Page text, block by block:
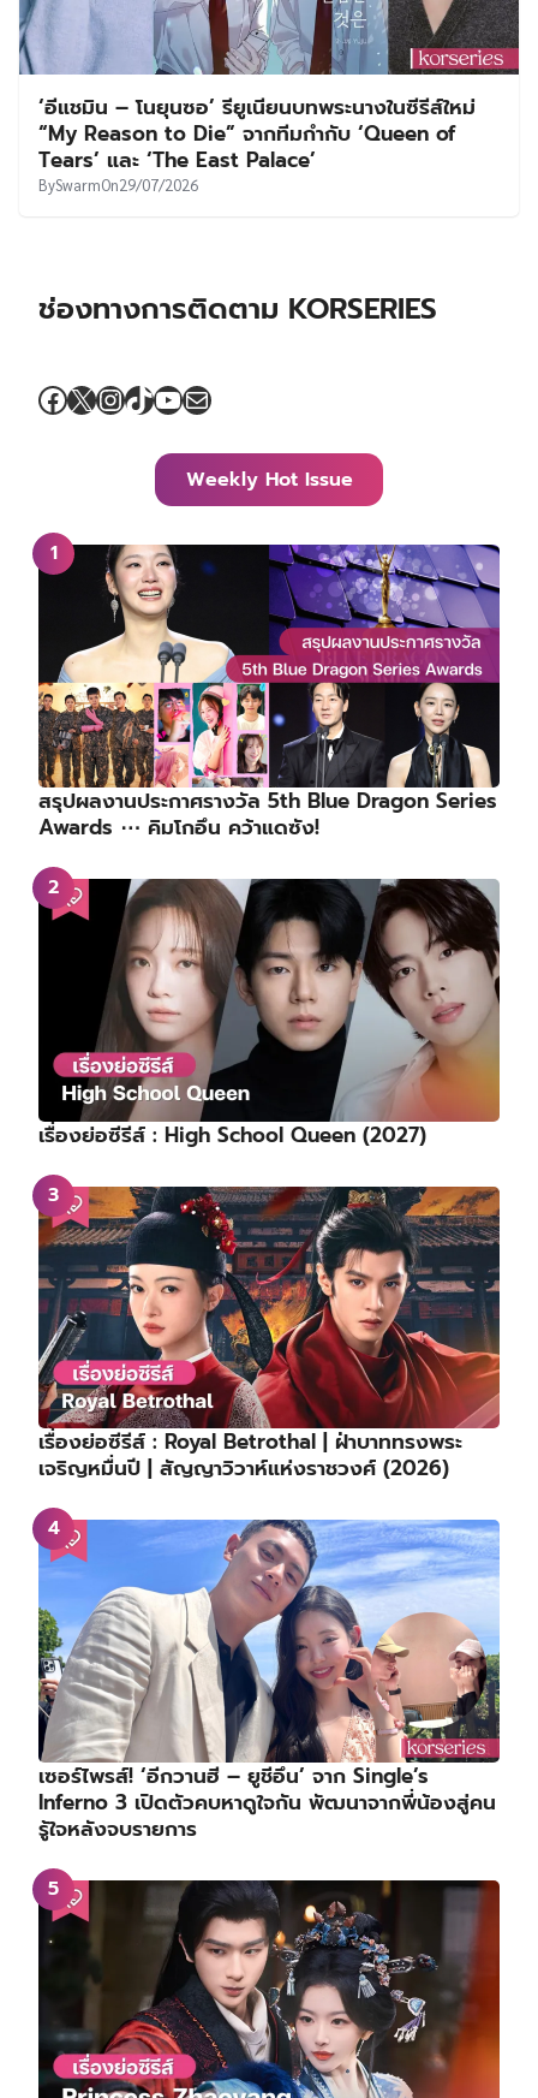
‘อีแชมิน – โนยุนซอ’ รียูเนียนบทพระนางในซีรีส์ใหม่
“My Reason to Die” จากทีมกำกับ ‘Queen of
Tears’ และ ‘The East Palace’
BySwarmOn29/07/2026
ช่องทางการติดตาม KORSERIES
Facebook
X Instagram
TikTok
YouTube
Mail
Weekly Hot Issue
สรุปผลงานประกาศรางวัล 5th Blue Dragon Series
Awards ⋯ คิมโกอึน คว้าแดซัง!
เรื่องย่อซีรีส์ : High School Queen (2027)
เรื่องย่อซีรีส์ : Royal Betrothal | ฝ่าบาททรงพระ
เจริญหมื่นปี | สัญญาวิวาห์แห่งราชวงศ์ (2026)
เซอร์ไพรส์! ‘อีกวานฮี – ยูชีอึน’ จาก Single’s
Inferno 3 เปิดตัวคบหาดูใจกัน พัฒนาจากพี่น้องสู่คน
รู้ใจหลังจบรายการ